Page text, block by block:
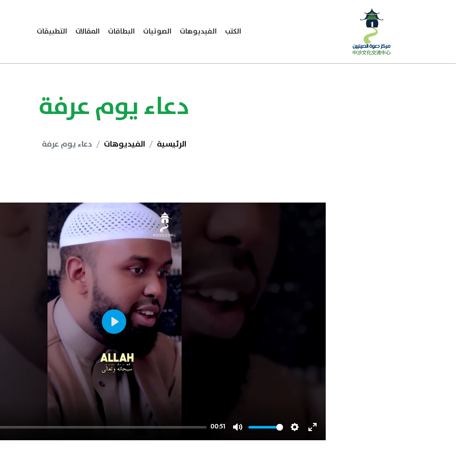
الكتب الفيديوهات الصوتيات البطاقات المقالات التطبيقات
دعاء يوم عرفة
الرئيسية الفيديوهات دعاء يوم عرفة
00:51
Mute Settings
Enter
Play